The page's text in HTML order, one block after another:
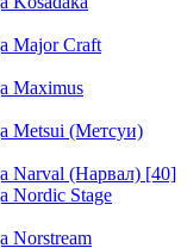
Major Craft
Maximus
Metsui (Метсуи)
Narval (Нарвал) [40]
Nordic Stage
Norstream